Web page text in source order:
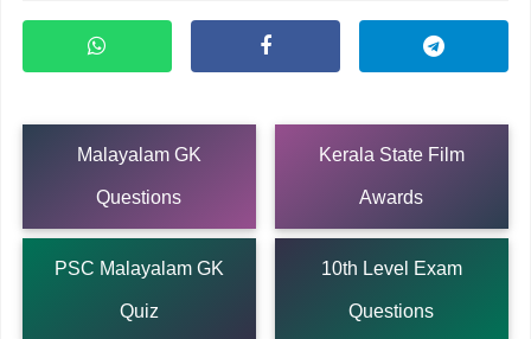
Malayalam GK
Questions
Kerala State Film
Awards
PSC Malayalam GK
Quiz
10th Level Exam
Questions